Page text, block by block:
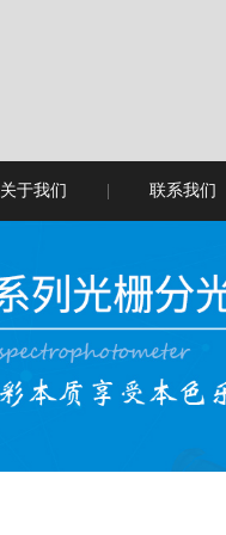
关于我们 联系我们